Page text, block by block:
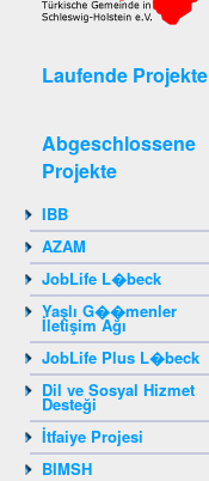
Laufende Projekte
Abgeschlossene
Projekte
IBB
AZAM
JobLife L�beck
Yaşlı G��menler
İletişim Ağı
JobLife Plus L�beck
Dil ve Sosyal Hizmet
Desteği
İtfaiye Projesi
BIMSH